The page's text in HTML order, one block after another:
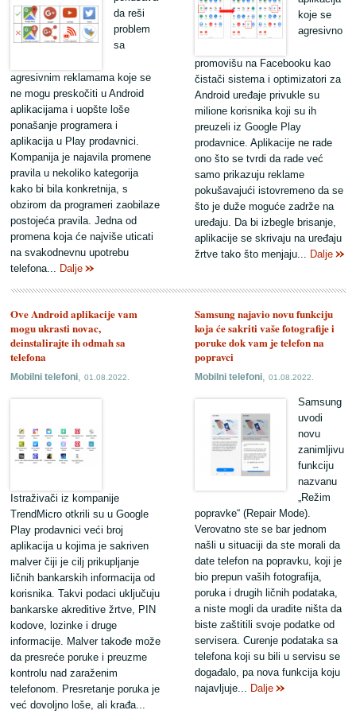
koje se
agresivno
promovišu na Facebooku kao
čistači sistema i optimizatori za
Android uređaje privukle su
milione korisnika koji su ih
preuzeli iz Google Play
prodavnice. Aplikacije ne rade
ono što se tvrdi da rade već
samo prikazuju reklame
pokušavajući istovremeno da se
što je duže moguće zadrže na
uređaju. Da bi izbegle brisanje,
aplikacije se skrivaju na uređaju
žrtve tako što menjaju... Dalje
da reši
problem
sa
agresivnim reklamama koje se
ne mogu preskočiti u Android
aplikacijama i uopšte loše
ponašanje programera i
aplikacija u Play prodavnici.
Kompanija je najavila promene
pravila u nekoliko kategorija
kako bi bila konkretnija, s
obzirom da programeri zaobilaze
postojeća pravila. Jedna od
promena koja će najviše uticati
na svakodnevnu upotrebu
telefona... Dalje
Samsung najavio novu funkciju
koja će sakriti vaše fotografije i
poruke dok vam je telefon na
popravci
Mobilni telefoni,01.08.2022.
Samsung
uvodi
novu
zanimljivu
funkciju
nazvanu
„Režim
popravke“ (Repair Mode).
Verovatno ste se bar jednom
našli u situaciji da ste morali da
date telefon na popravku, koji je
bio prepun vaših fotografija,
poruka i drugih ličnih podataka,
a niste mogli da uradite ništa da
biste zaštitili svoje podatke od
servisera. Curenje podataka sa
telefona koji su bili u servisu se
događalo, pa nova funkcija koju
najavljuje... Dalje
Ove Android aplikacije vam
mogu ukrasti novac,
deinstalirajte ih odmah sa
telefona
Mobilni telefoni,01.08.2022.
Istraživači iz kompanije
TrendMicro otkrili su u Google
Play prodavnici veći broj
aplikacija u kojima je sakriven
malver čiji je cilj prikupljanje
ličnih bankarskih informacija od
korisnika. Takvi podaci uključuju
bankarske akreditive žrtve, PIN
kodove, lozinke i druge
informacije. Malver takođe može
da presreće poruke i preuzme
kontrolu nad zaraženim
telefonom. Presretanje poruka je
već dovoljno loše, ali krađa...